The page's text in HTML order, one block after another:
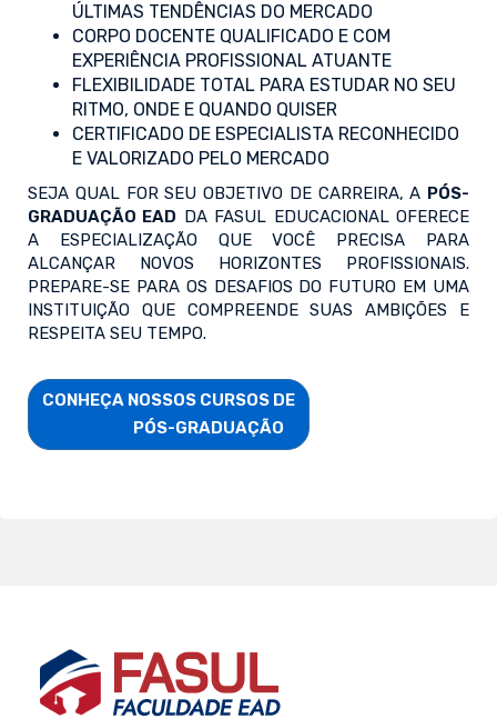
ÚLTIMAS TENDÊNCIAS DO MERCADO
CORPO DOCENTE QUALIFICADO E COM
EXPERIÊNCIA PROFISSIONAL ATUANTE
FLEXIBILIDADE TOTAL PARA ESTUDAR NO SEU
RITMO, ONDE E QUANDO QUISER
CERTIFICADO DE ESPECIALISTA RECONHECIDO
E VALORIZADO PELO MERCADO
SEJA QUAL FOR SEU OBJETIVO DE CARREIRA, A PÓS-
GRADUAÇÃO EAD DA FASUL EDUCACIONAL OFERECE
A ESPECIALIZAÇÃO QUE VOCÊ PRECISA PARA
ALCANÇAR NOVOS HORIZONTES PROFISSIONAIS.
PREPARE-SE PARA OS DESAFIOS DO FUTURO EM UMA
INSTITUIÇÃO QUE COMPREENDE SUAS AMBIÇÕES E
RESPEITA SEU TEMPO.
CONHEÇA NOSSOS CURSOS DE
                        PÓS-GRADUAÇÃO